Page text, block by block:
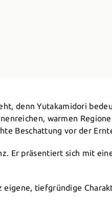
denn Yutakamidori
warmen
Beschattung vor der
Er präsentiert sich mit
tiefgründige